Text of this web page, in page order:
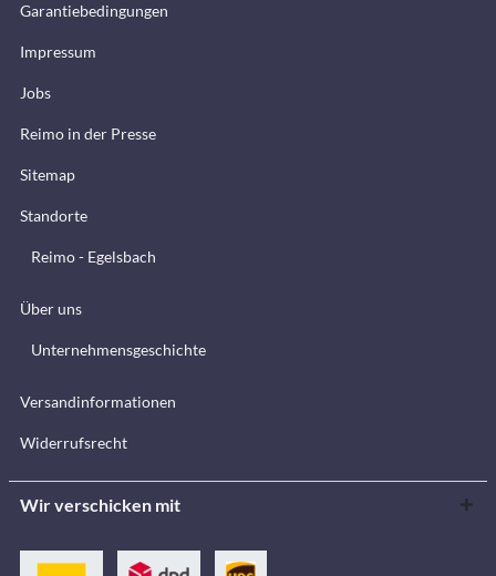
Garantiebedingungen
Impressum
Jobs
Reimo in der Presse
Sitemap
Standorte
Reimo - Egelsbach
Über uns
Unternehmensgeschichte
Versandinformationen
Widerrufsrecht
Wir verschicken mit